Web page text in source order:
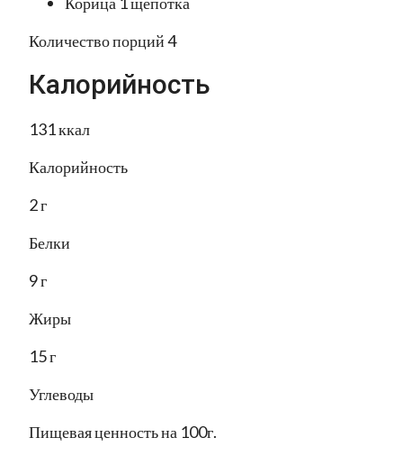
Количество порций 4
Калорийность
131 ккал
Калорийность
2 г
Белки
9 г
Жиры
15 г
Углеводы
Пищевая ценность на 100г.